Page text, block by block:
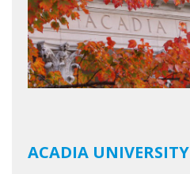
ACADIA UNIVERSITY